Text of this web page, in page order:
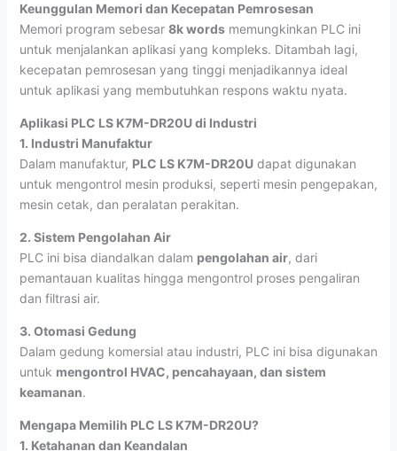
Keunggulan Memori dan Kecepatan Pemrosesan
Memori program sebesar 8k wordsmemungkinkan PLC ini
untuk menjalankan aplikasi yang kompleks. Ditambah lagi,
kecepatan pemrosesan yang tinggi menjadikannya ideal
untuk aplikasi yang membutuhkan respons waktu nyata.
Aplikasi PLC LS K7M-DR20U di Industri
1. Industri Manufaktur
Dalam manufaktur, PLC LS K7M-DR20Udapat digunakan
untuk mengontrol mesin produksi, seperti mesin pengepakan,
mesin cetak, dan peralatan perakitan.
2. Sistem Pengolahan Air
PLC ini bisa diandalkan dalam pengolahan air, dari
pemantauan kualitas hingga mengontrol proses pengaliran
dan filtrasi air.
3. Otomasi Gedung
Dalam gedung komersial atau industri, PLC ini bisa digunakan
untuk mengontrol HVAC, pencahayaan, dan sistem
keamanan.
Mengapa Memilih PLC LS K7M-DR20U?
1. Ketahanan dan Keandalan